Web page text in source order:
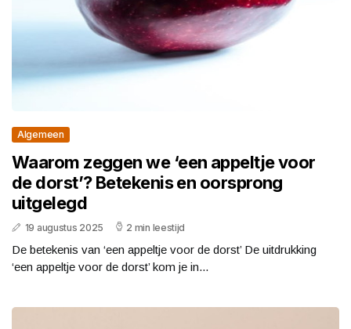
Algemeen
Waarom zeggen we ‘een appeltje voor
de dorst’? Betekenis en oorsprong
uitgelegd
19 augustus 2025 2 min leestijd
De betekenis van ‘een appeltje voor de dorst’ De uitdrukking
‘een appeltje voor de dorst’ kom je in...